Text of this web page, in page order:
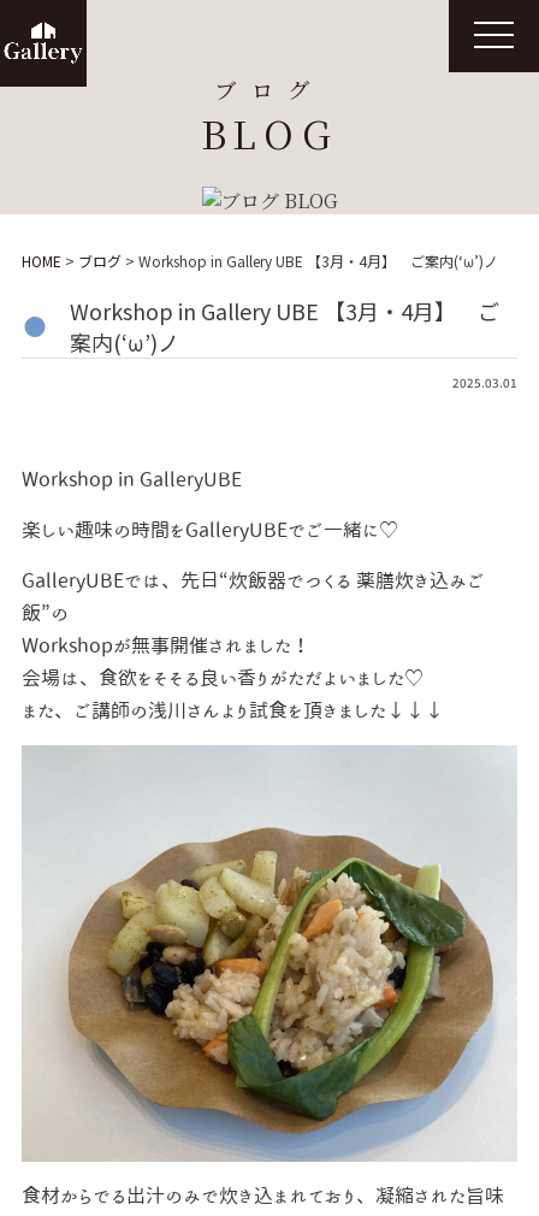
ブログ
BLOG
t
o
g
i
n
HOME > ブログ> Workshop in Gallery UBE 【3月・4月】 ご案内(‘ω’)ノ
Workshop in Gallery UBE 【3月・4月】 ご
案内(‘ω’)ノ
2025.03.01
Workshop in GalleryUBE
楽しい趣味の時間をGalleryUBEでご一緒に♡
GalleryUBEでは、先日“炊飯器でつくる 薬膳炊き込みご
飯”の
Workshopが無事開催されました！
会場は、食欲をそそる良い香りがただよいました♡
また、ご講師の浅川さんより試食を頂きました↓↓↓
食材からでる出汁のみで炊き込まれており、凝縮された旨味